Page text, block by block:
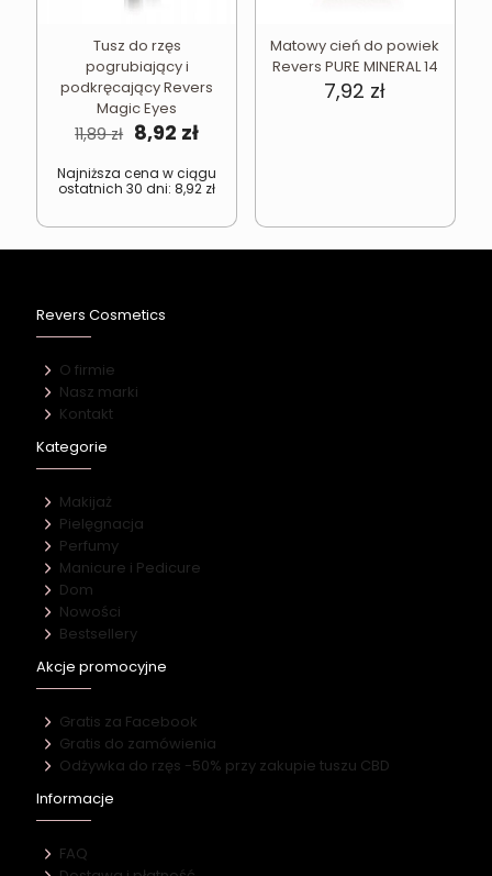
Tusz do rzęs
pogrubiający i
podkręcający Revers
Magic Eyes
11,89zł Pierwotna
wynosiła:
11,89 zł.
8,92 złAktualna
wynosi:
8,92 zł.
Najniższa cena w ciągu
ostatnich 30 dni:8,92 zł
Matowy cień do powiek
Revers PURE MINERAL 14
7,92 zł
Revers Cosmetics
O firmie
Nasz marki
Kontakt
Kategorie
Makijaż
Pielęgnacja
Perfumy
Manicure i Pedicure
Dom
Nowości
Bestsellery
Akcje promocyjne
Gratis za Facebook
Gratis do zamówienia
Odżywka do rzęs -50% przy zakupie tuszu CBD
Informacje
FAQ